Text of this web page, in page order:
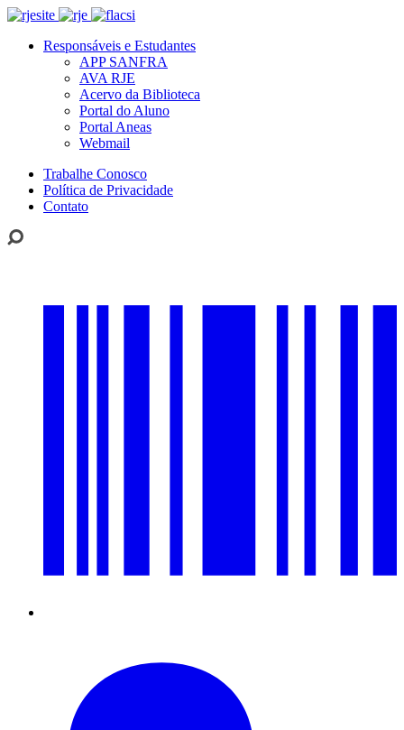
Responsáveis e Estudantes
APP SANFRA
AVA RJE
Acervo da Biblioteca
Portal do Aluno
Portal Aneas
Webmail
Trabalhe Conosco
Política de Privacidade
Contato